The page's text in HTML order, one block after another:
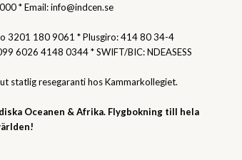
* Email: info@indcen.se
3201 180 9061 * Plusgiro: 414 80 34-4
6026 4148 0344 * SWIFT/BIC: NDEASESS
statlig resegaranti hos Kammarkollegiet.
Oceanen & Afrika. Flygbokning till hela